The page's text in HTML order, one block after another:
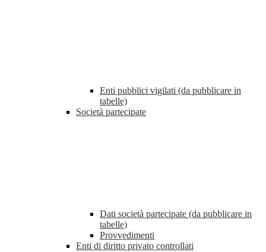
Enti pubblici vigilati (da pubblicare in
tabelle)
Società partecipate
Dati società partecipate (da pubblicare in
tabelle)
Provvedimenti
Enti di diritto privato controllati